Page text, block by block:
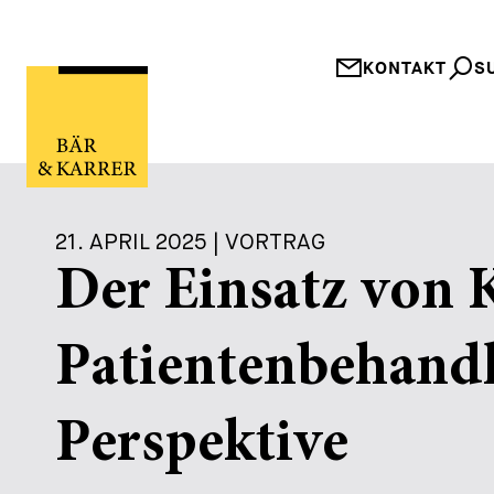
KONTAKT
21. APRIL 2025 | VORTRAG
Der Einsatz von
Perspektive